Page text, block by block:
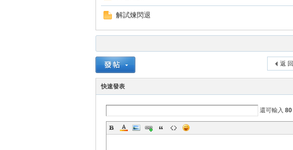
解試煉閃退
返 回
快速發表
還可輸入 80